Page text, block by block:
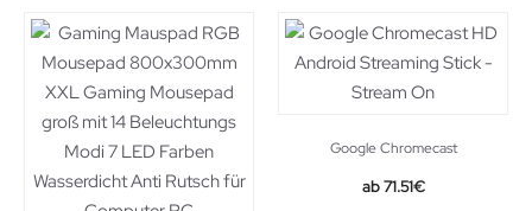
Google Chromecast
71.51€